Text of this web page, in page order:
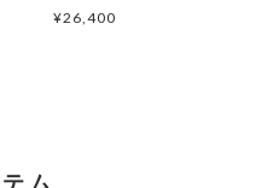
¥26,400